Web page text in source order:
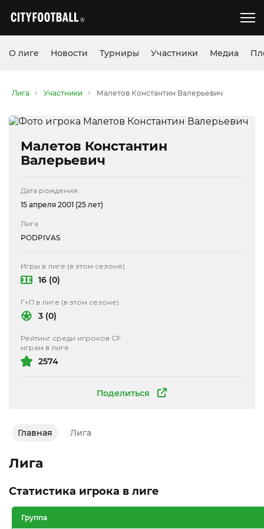
О лиге Новости Турниры Участники Медиа
Лига Участники Малетов Константин Валерьевич
Малетов Константин
Валерьевич
Поделиться
Дата рождения
15 апреля 2001 (25 лет)
Лига
PODPIVAS
Игры в лиге (в этом сезоне)
16 (0)
Г+П в лиге (в этом сезоне)
3 (0)
Рейтинг среди игроков CF
играм в лиге
2574
Главная Лига
Лига
Статистика игрока в лиге
Группа